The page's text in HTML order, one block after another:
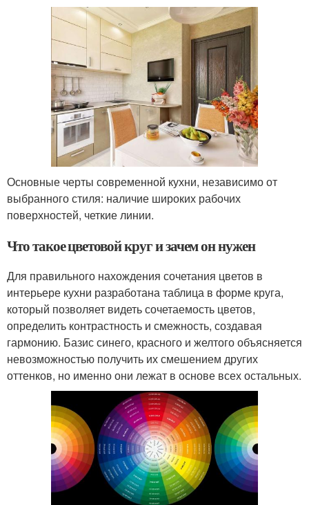
Основные черты современной кухни, независимо от
выбранного стиля: наличие широких рабочих
поверхностей, четкие линии.
Что такое цветовой круг и зачем он нужен
Для правильного нахождения сочетания цветов в
интерьере кухни разработана таблица в форме круга,
который позволяет видеть сочетаемость цветов,
определить контрастность и смежность, создавая
гармонию. Базис синего, красного и желтого объясняется
невозможностью получить их смешением других
оттенков, но именно они лежат в основе всех остальных.